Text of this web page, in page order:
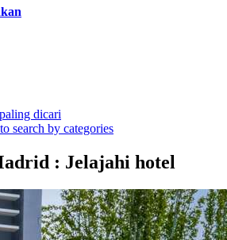
dicari
search by categories
: Jelajahi hotel